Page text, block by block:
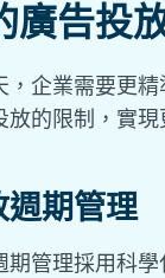
廣告投
企業需要更
的限制，實現
期管理
管理採用科